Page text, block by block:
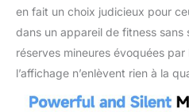
des
les
en fait un choix judicieux pour
dans un appareil de fitness sans
réserves mineures évoquées
l’affichage n’enlèvent rien à la